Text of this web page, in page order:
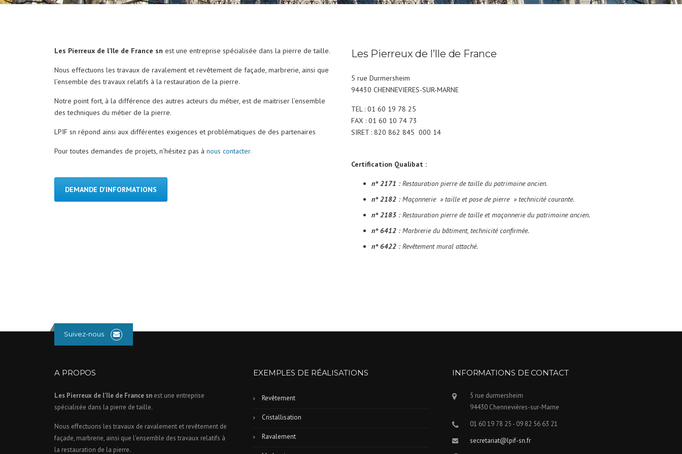
Les Pierreux de l’Ile de France sn est une entreprise spécialisée dans la pierre de taille.
Nous effectuons les travaux de ravalement et revêtement de façade, marbrerie, ainsi que
l’ensemble des travaux relatifs à la restauration de la pierre.
Notre point fort, à la différence des autres acteurs du métier, est de maitriser l’ensemble
des techniques du métier de la pierre.
LPIF sn répond ainsi aux différentes exigences et problématiques de des partenaires
Pour toutes demandes de projets, n’hésitez pas à nous contacter.
DEMANDE D'INFORMATIONS
Les Pierreux de l’Ile de France
5 rue Durmersheim
94430 CHENNEVIERES-SUR-MARNE
TEL : 01 60 19 78 25
FAX : 01 60 10 74 73
SIRET : 820 862 845 000 14
Certification Qualibat :
n° 2171 : Restauration pierre de taille du patrimoine ancien.
n° 2182 : Maçonnerie » taille et pose de pierre » technicité courante.
n° 2183 : Restauration pierre de taille et maçonnerie du patrimoine ancien.
n° 6412 : Marbrerie du bâtiment, technicité confirmée.
n° 6422 : Revêtement mural attaché.
Suivez-nous
A PROPOS
Les Pierreux de l'Ile de France sn est une entreprise
spécialisée dans la pierre de taille.
Nous effectuons les travaux de ravalement et revêtement de
façade, marbrerie, ainsi que l'ensemble des travaux relatifs à
la restauration de la pierre.
EXEMPLES DE RÉALISATIONS
Revêtement
Cristallisation
Ravalement
INFORMATIONS DE CONTACT
5 rue durmersheim
94430 Chennevières-sur-Marne
01 60 19 78 25 - 09 82 56 63 21
secretariat@lpif-sn.fr